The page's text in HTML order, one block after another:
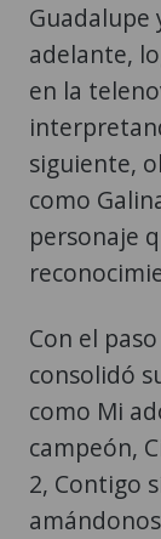
Guadalupe
adelante,
en la
siguiente,
como
personaje
Con el
consolidó
como Mi
campeón,
2, Contigo